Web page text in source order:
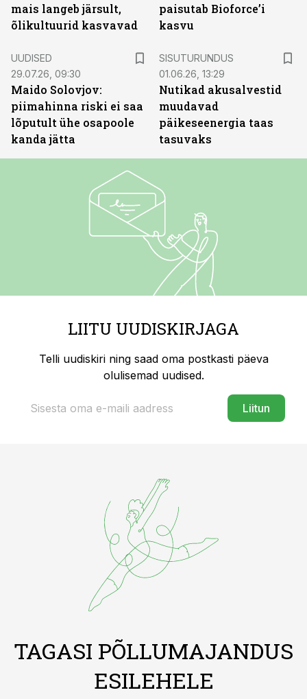
mais langeb järsult,
õlikultuurid kasvavad
paisutab Bioforce’i
kasvu
UUDISED
29.07.26, 09:30
Maido Solovjov:
piimahinna riski ei saa
lõputult ühe osapoole
kanda jätta
SISUTURUNDUS
01.06.26, 13:29
Nutikad akusalvestid
muudavad
päikeseenergia taas
tasuvaks
LIITU UUDISKIRJAGA
Telli uudiskiri ning saad oma postkasti päeva
olulisemad uudised.
Liitun
TAGASI PÕLLUMAJANDUS
ESILEHELE